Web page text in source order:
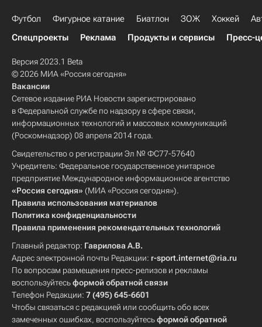
Футбол Фигурное катание Биатлон ЗОЖ Хоккей
Спецпроекты
Реклама Продукты и сервисы Пресс-
Версия 2023.1 Beta
© 2026 МИА «Россия сегодня»
Вакансии
Сетевое издание РИА Новости зарегистрировано
в Федеральной службе по надзору в сфере связи,
информационных технологий и массовых коммуникаций
(Роскомнадзор) 08 апреля 2014 года.
Свидетельство о регистрации Эл № ФС77-57640
Учредитель: Федеральное государственное унитарное
предприятие Международное информационное агентство
«Россия сегодня» (МИА «Россия сегодня»).
Правила использования материалов
Политика конфиденциальности
Правила применения рекомендательных технологий
Главный редактор: Гаврилова А.В.
Адрес электронной почты Редакции: r-sport.internet@ria.ru
По вопросам размещения пресс-релизов и рекламы
воспользуйтесьформой обратной связи
Телефон Редакции: 7 (495) 645-6601
Чтобы связаться с редакцией или сообщить обо всех
замеченных ошибках, воспользуйтесьформой обратной